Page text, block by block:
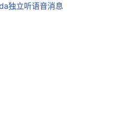
独立听语音消息